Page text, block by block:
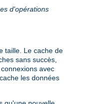
d'opérations
taille. Le cache de
sans succès,
avec
les données